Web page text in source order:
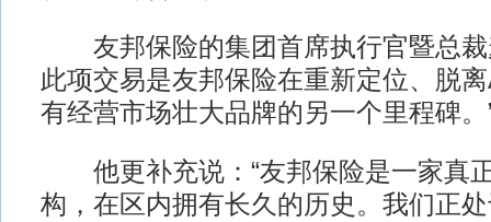
友邦保险的集团首席执行官暨总裁
此项交易是友邦保险在重新定位、脱
有经营市场壮大品牌的另一个里程碑。
他更补充说：“友邦保险是一家真
构，在区内拥有长久的历史。我们正